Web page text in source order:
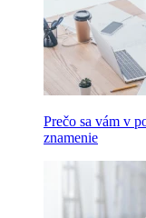
Prečo sa vám v
znamenie